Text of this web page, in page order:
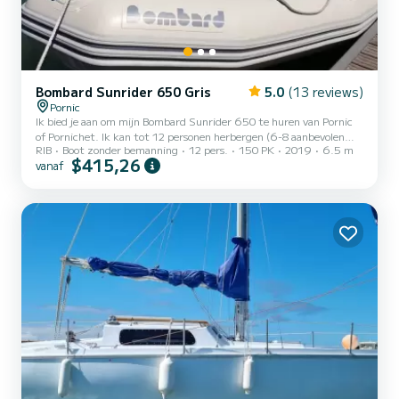
Bombard Sunrider 650 Gris 5.0 (13 reviews)
Pornic
Ik bied je aan om mijn Bombard Sunrider 650 te huren van Pornic
of Pornichet. Ik kan tot 12 personen herbergen (6-8 aanbevolen
personen - 8 vesten in bewapeningsbord) voor je uitjes met familie
of vrienden . Semi rigide nieuw (2019) heeft een zeer krachtige en
Apparatuur; Kustbewapening - 8 zwemvesten GPS / dieptemeter
tafel zonnebaden voor en achter wate...
RIB Boot zonder bemanning 12 pers. 150 PK 2019 6.5 m
vanaf $415,26